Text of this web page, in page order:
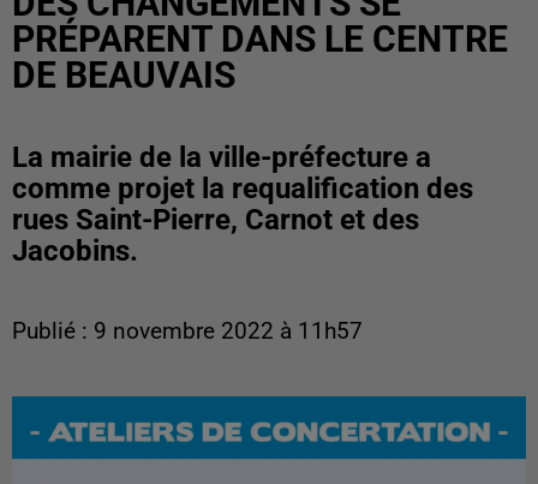
PRÉPARENT DANS LE CENTRE
DE BEAUVAIS
La mairie de la ville-préfecture a
comme projet la requalification des
rues Saint-Pierre, Carnot et des
Jacobins.
Publié : 9 novembre 2022 à 11h57